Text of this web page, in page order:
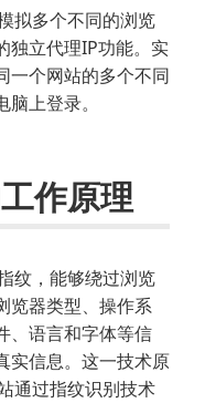
拟多个不同的浏览
独立代理IP功能。实
一个网站的多个不同
上登录。
作原理
纹，能够绕过浏览
览器类型、操作系
、语言和字体等信
实信息。这一技术原
通过指纹识别技术